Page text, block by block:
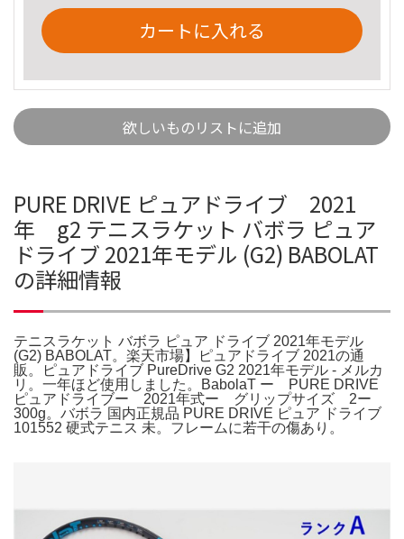
カートに入れる
欲しいものリストに追加
PURE DRIVE ピュアドライブ 2021
年 g2 テニスラケット バボラ ピュア
ドライブ 2021年モデル (G2) BABOLAT
の詳細情報
テニスラケット バボラ ピュア ドライブ 2021年モデル
(G2) BABOLAT。楽天市場】ピュアドライブ 2021の通
販。ピュアドライブ PureDrive G2 2021年モデル - メルカ
リ。一年ほど使用しました。BabolaT ー PURE DRIVE
ピュアドライブー 2021年式ー グリップサイズ 2ー
300g。バボラ 国内正規品 PURE DRIVE ピュア ドライブ
101552 硬式テニス 未。フレームに若干の傷あり。